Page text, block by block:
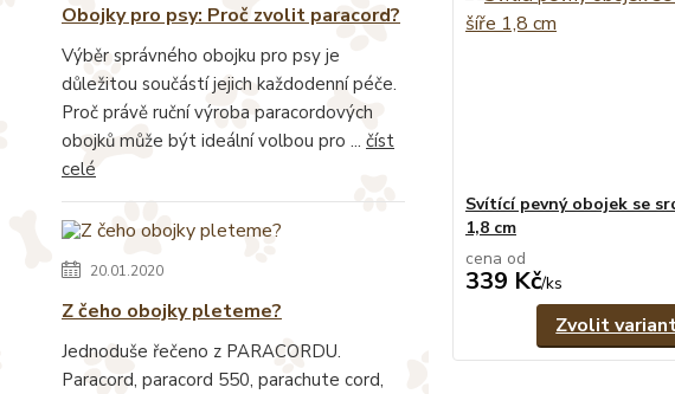
Obojky pro psy: Proč zvolit paracord?
Výběr správného obojku pro psy je
důležitou součástí jejich každodenní péče.
Proč právě ruční výroba paracordových
obojků může být ideální volbou pro ... číst
celé
20.01.2020
Z čeho obojky pleteme?
Jednoduše řečeno z PARACORDU.
Paracord, paracord 550, parachute cord,
Svítící pevný obojek se
1,8 cm
cena od
339 Kč/ks
Zvolit